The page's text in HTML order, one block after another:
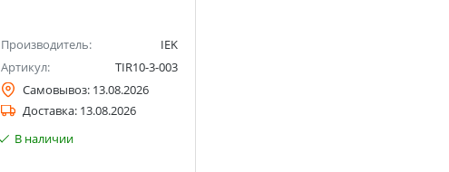
Производитель:
IEK
Артикул:
TIR10-3-003
Самовывоз: 13.08.2026
Доставка: 13.08.2026
В наличии